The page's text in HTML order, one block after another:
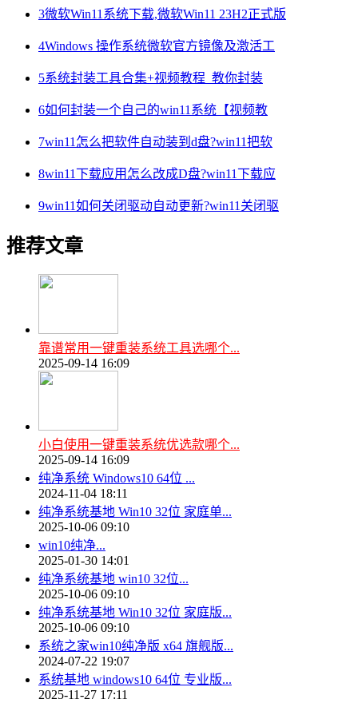
3微软Win11系统下载,微软Win11 23H2正式版
4Windows 操作系统微软官方镜像及激活工
5系统封装工具合集+视频教程_教你封装
6如何封装一个自己的win11系统【视频教
7win11怎么把软件自动装到d盘?win11把软
8win11下载应用怎么改成D盘?win11下载应
9win11如何关闭驱动自动更新?win11关闭驱
推荐文章
靠谱常用一键重装系统工具选哪个...
2025-09-14 16:09
小白使用一键重装系统优选款哪个...
2025-09-14 16:09
纯净系统 Windows10 64位 ...
2024-11-04 18:11
纯净系统基地 Win10 32位 家庭单...
2025-10-06 09:10
win10纯净...
2025-01-30 14:01
纯净系统基地 win10 32位...
2025-10-06 09:10
纯净系统基地 Win10 32位 家庭版...
2025-10-06 09:10
系统之家win10纯净版 x64 旗舰版...
2024-07-22 19:07
系统基地 windows10 64位 专业版...
2025-11-27 17:11